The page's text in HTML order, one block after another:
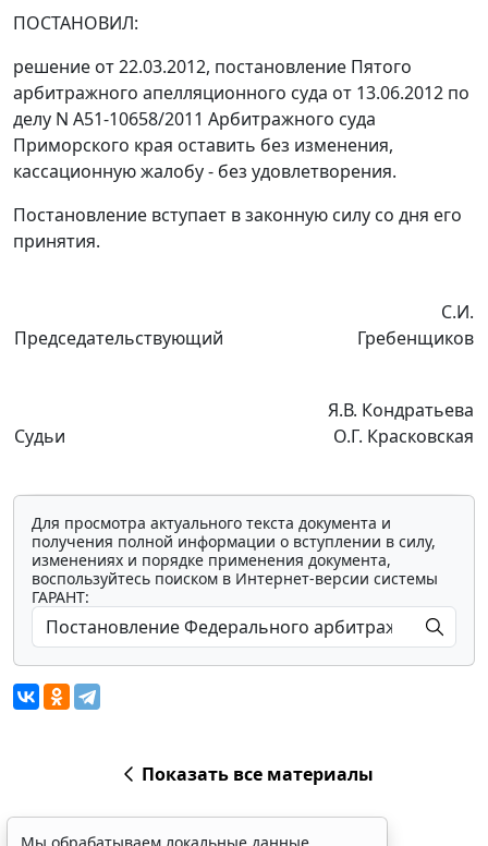
ПОСТАНОВИЛ:
решение от 22.03.2012, постановление Пятого
арбитражного апелляционного суда от 13.06.2012 по
делу N А51-10658/2011 Арбитражного суда
Приморского края оставить без изменения,
кассационную жалобу - без удовлетворения.
Постановление вступает в законную силу со дня его
принятия.
Председательствующий
С.И.
Гребенщиков
Судьи
Я.В. Кондратьева
О.Г. Красковская
Для просмотра актуального текста документа и
получения полной информации о вступлении в силу,
изменениях и порядке применения документа,
воспользуйтесь поиском в Интернет-версии системы
ГАРАНТ:
Показать все материалы